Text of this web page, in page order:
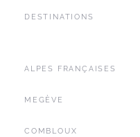
DESTINATIONS
ALPES FRANÇAISES
MEGÈVE
COMBLOUX